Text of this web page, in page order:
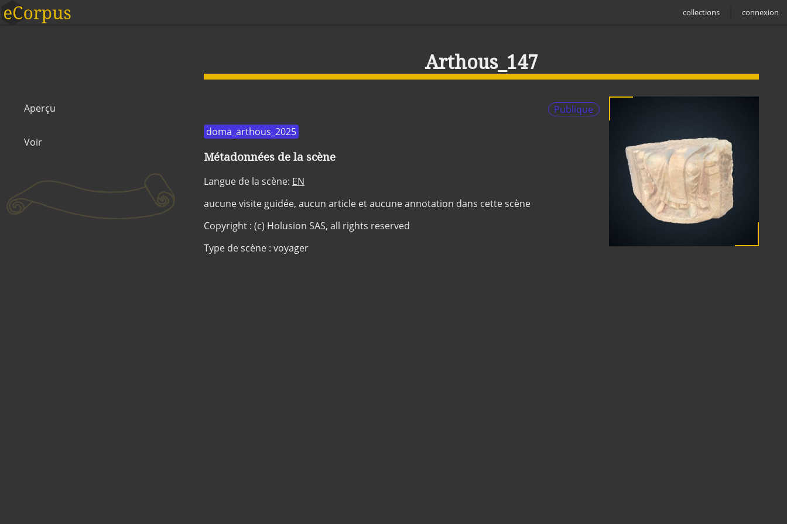
collections connexion
Arthous_147
Aperçu
Voir
Publique
doma_arthous_2025
Métadonnées de la scène
Langue de la scène: EN
aucune visite guidée, aucun article et aucune annotation dans cette scène
Copyright : (c) Holusion SAS, all rights reserved
Type de scène : voyager